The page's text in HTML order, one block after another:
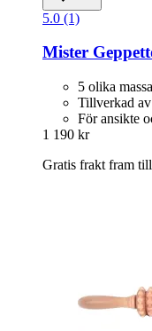
5.0 (1)
Mister
5 olika
Tillverkad
För ansikte
1 190 kr
Gratis frakt fram